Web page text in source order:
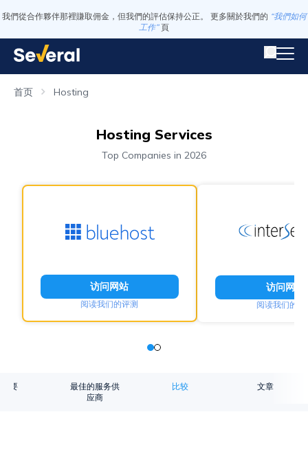
我們從合作夥伴那裡賺取佣金，但我們的評估保持公正。 更多關於我們的 “我們如何
工作” 頁
首页 Hosting
Hosting Services
Top Companies in 2026
访问网站
阅读我们的评测
访问网站
阅读我们的评
概要
最佳的服务供
应商
比较 文章